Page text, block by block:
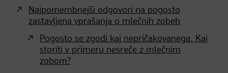
Najpomembnejši odgovori na pogosto
zastavljena vprašanja o mlečnih zobeh
Pogosto se zgodi kaj nepričakovanega. Kaj
storiti v primeru nesreče z mlečnim
zobom?